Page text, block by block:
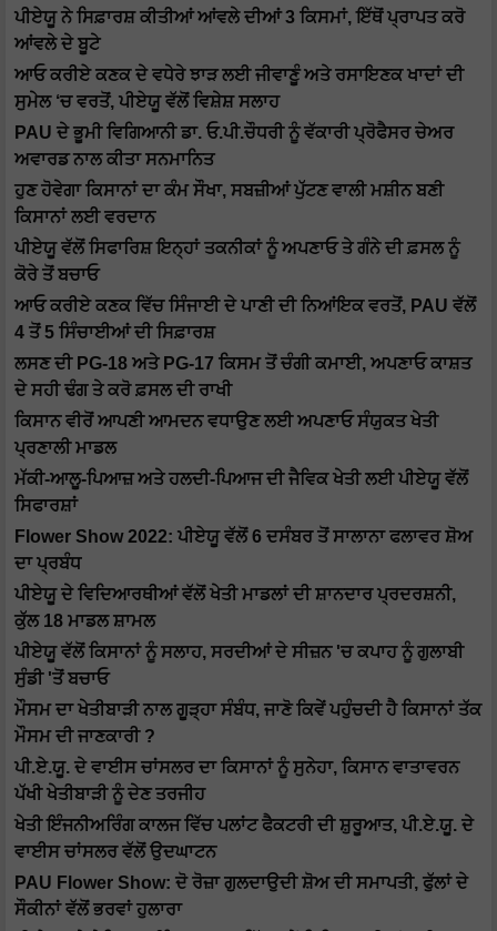
ਪੀਏਯੂ ਨੇ ਸਿਫ਼ਾਰਸ਼ ਕੀਤੀਆਂ ਆਂਵਲੇ ਦੀਆਂ 3 ਕਿਸਮਾਂ, ਇੱਥੋਂ ਪ੍ਰਾਪਤ ਕਰੋ
ਆਂਵਲੇ ਦੇ ਬੂਟੇ
ਆਓ ਕਰੀਏ ਕਣਕ ਦੇ ਵਧੇਰੇ ਝਾੜ ਲਈ ਜੀਵਾਣੂੰ ਅਤੇ ਰਸਾਇਣਕ ਖਾਦਾਂ ਦੀ
ਸੁਮੇਲ ‘ਚ ਵਰਤੋਂ, ਪੀਏਯੂ ਵੱਲੋਂ ਵਿਸ਼ੇਸ਼ ਸਲਾਹ
PAU ਦੇ ਭੂਮੀ ਵਿਗਿਆਨੀ ਡਾ. ਓ.ਪੀ.ਚੌਧਰੀ ਨੂੰ ਵੱਕਾਰੀ ਪ੍ਰੋਫੈਸਰ ਚੇਅਰ
ਅਵਾਰਡ ਨਾਲ ਕੀਤਾ ਸਨਮਾਨਿਤ
ਹੁਣ ਹੋਵੇਗਾ ਕਿਸਾਨਾਂ ਦਾ ਕੰਮ ਸੌਖਾ, ਸਬਜ਼ੀਆਂ ਪੁੱਟਣ ਵਾਲੀ ਮਸ਼ੀਨ ਬਣੀ
ਕਿਸਾਨਾਂ ਲਈ ਵਰਦਾਨ
ਪੀਏਯੂ ਵੱਲੋਂ ਸਿਫਾਰਿਸ਼ ਇਨ੍ਹਾਂ ਤਕਨੀਕਾਂ ਨੂੰ ਅਪਣਾਓ ਤੇ ਗੰਨੇ ਦੀ ਫ਼ਸਲ ਨੂੰ
ਕੋਰੇ ਤੋਂ ਬਚਾਓ
ਆਓ ਕਰੀਏ ਕਣਕ ਵਿੱਚ ਸਿੰਜਾਈ ਦੇ ਪਾਣੀ ਦੀ ਨਿਆਂਇਕ ਵਰਤੋਂ, PAU ਵੱਲੋਂ
4 ਤੋਂ 5 ਸਿੰਚਾਈਆਂ ਦੀ ਸਿਫ਼ਾਰਸ਼
ਲਸਣ ਦੀ PG-18 ਅਤੇ PG-17 ਕਿਸਮ ਤੋਂ ਚੰਗੀ ਕਮਾਈ, ਅਪਣਾਓ ਕਾਸ਼ਤ
ਦੇ ਸਹੀ ਢੰਗ ਤੇ ਕਰੋ ਫ਼ਸਲ ਦੀ ਰਾਖੀ
ਕਿਸਾਨ ਵੀਰੋਂ ਆਪਣੀ ਆਮਦਨ ਵਧਾਉਣ ਲਈ ਅਪਣਾਓ ਸੰਯੁਕਤ ਖੇਤੀ
ਪ੍ਰਣਾਲੀ ਮਾਡਲ
ਮੱਕੀ-ਆਲੂ-ਪਿਆਜ਼ ਅਤੇ ਹਲਦੀ-ਪਿਆਜ ਦੀ ਜੈਵਿਕ ਖੇਤੀ ਲਈ ਪੀਏਯੂ ਵੱਲੋਂ
ਸਿਫਾਰਸ਼ਾਂ
Flower Show 2022: ਪੀਏਯੂ ਵੱਲੋਂ 6 ਦਸੰਬਰ ਤੋਂ ਸਾਲਾਨਾ ਫਲਾਵਰ ਸ਼ੋਅ
ਦਾ ਪ੍ਰਬੰਧ
ਪੀਏਯੂ ਦੇ ਵਿਦਿਆਰਥੀਆਂ ਵੱਲੋਂ ਖੇਤੀ ਮਾਡਲਾਂ ਦੀ ਸ਼ਾਨਦਾਰ ਪ੍ਰਦਰਸ਼ਨੀ,
ਕੁੱਲ 18 ਮਾਡਲ ਸ਼ਾਮਲ
ਪੀਏਯੂ ਵੱਲੋਂ ਕਿਸਾਨਾਂ ਨੂੰ ਸਲਾਹ, ਸਰਦੀਆਂ ਦੇ ਸੀਜ਼ਨ 'ਚ ਕਪਾਹ ਨੂੰ ਗੁਲਾਬੀ
ਸੁੰਡੀ 'ਤੋਂ ਬਚਾਓ
ਮੌਸਮ ਦਾ ਖੇਤੀਬਾੜੀ ਨਾਲ ਗੂੜ੍ਹਾ ਸੰਬੰਧ, ਜਾਣੋ ਕਿਵੇਂ ਪਹੁੰਚਦੀ ਹੈ ਕਿਸਾਨਾਂ ਤੱਕ
ਮੌਸਮ ਦੀ ਜਾਣਕਾਰੀ ?
ਪੀ.ਏ.ਯੂ. ਦੇ ਵਾਈਸ ਚਾਂਸਲਰ ਦਾ ਕਿਸਾਨਾਂ ਨੂੰ ਸੁਨੇਹਾ, ਕਿਸਾਨ ਵਾਤਾਵਰਨ
ਪੱਖੀ ਖੇਤੀਬਾੜੀ ਨੂੰ ਦੇਣ ਤਰਜੀਹ
ਖੇਤੀ ਇੰਜਨੀਅਰਿੰਗ ਕਾਲਜ ਵਿੱਚ ਪਲਾਂਟ ਫੈਕਟਰੀ ਦੀ ਸ਼ੁਰੂਆਤ, ਪੀ.ਏ.ਯੂ. ਦੇ
ਵਾਈਸ ਚਾਂਸਲਰ ਵੱਲੋਂ ਉਦਘਾਟਨ
PAU Flower Show: ਦੋ ਰੋਜ਼ਾ ਗੁਲਦਾਉਦੀ ਸ਼ੋਅ ਦੀ ਸਮਾਪਤੀ, ਫੁੱਲਾਂ ਦੇ
ਸੌਕੀਨਾਂ ਵੱਲੋਂ ਭਰਵਾਂ ਹੁਲਾਰਾ